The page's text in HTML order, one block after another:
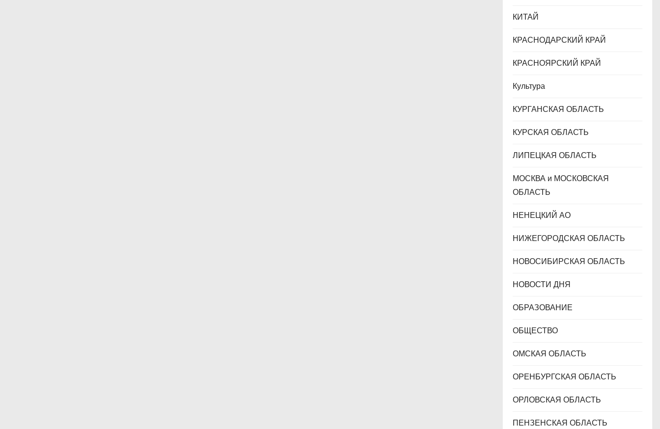
КИТАЙ
КРАСНОДАРСКИЙ КРАЙ
КРАСНОЯРСКИЙ КРАЙ
Культура
КУРГАНСКАЯ ОБЛАСТЬ
КУРСКАЯ ОБЛАСТЬ
ЛИПЕЦКАЯ ОБЛАСТЬ
МОСКВА и МОСКОВСКАЯ
ОБЛАСТЬ
НЕНЕЦКИЙ АО
НИЖЕГОРОДСКАЯ ОБЛАСТЬ
НОВОСИБИРСКАЯ ОБЛАСТЬ
НОВОСТИ ДНЯ
ОБРАЗОВАНИЕ
ОБЩЕСТВО
ОМСКАЯ ОБЛАСТЬ
ОРЕНБУРГСКАЯ ОБЛАСТЬ
ОРЛОВСКАЯ ОБЛАСТЬ
ПЕНЗЕНСКАЯ ОБЛАСТЬ